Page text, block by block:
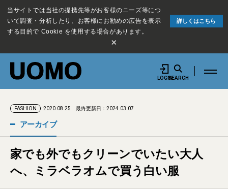
当サイトでは当社の提携先等がお客様のニーズ等につ
いて調査・分析したり、お客様にお勧めの広告を表示
する目的で Cookie を使用する場合があります。
詳しくはこちら
×
LOGINSEARCH
FASHION 2020.08.25 最終更新日：2024.03.07
アーカイブ
家でも外でもクリーンでいたい大人
へ、ミラベラオムで買う白い服